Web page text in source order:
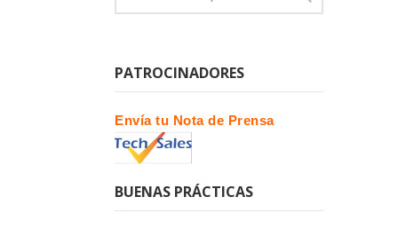
PATROCINADORES
Envía tu Nota de Prensa
BUENAS PRÁCTICAS